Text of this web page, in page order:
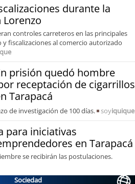
durante la
Lorenzo
controles carreteros en las principales
y fiscalizaciones al comercio autorizado
prisión quedó hombre
receptación de cigarrillos
Tarapacá
de investigación de 100 días. soyiquique
para iniciativas
en Tarapacá
se recibirán las postulaciones.
Sociedad